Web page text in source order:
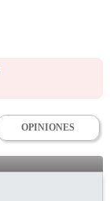
OPINIONES